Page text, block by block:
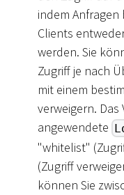
indem Anfragen
Clients
werden. Sie
Zugriff je nach
mit einem
verweigern.
angewendete
"whitelist"
(Zugriff
können Sie